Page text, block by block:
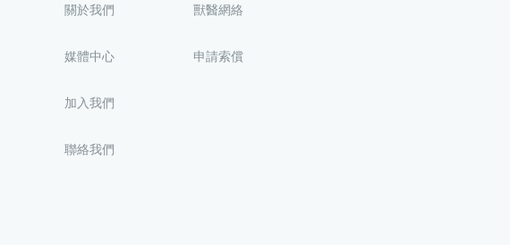
關於我們
媒體中心
加入我們
聯絡我們
獸醫網絡
申請索償